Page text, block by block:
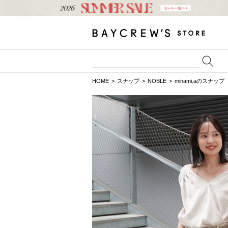
HOME スナップ NOBLE minami.aのスナップ